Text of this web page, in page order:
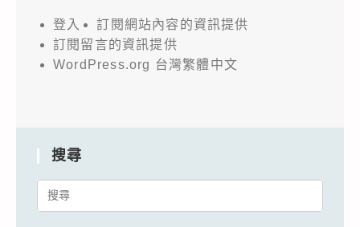
登入
訂閱網站內容的資訊提供
訂閱留言的資訊提供
WordPress.org 台灣繁體中文
搜尋
Search